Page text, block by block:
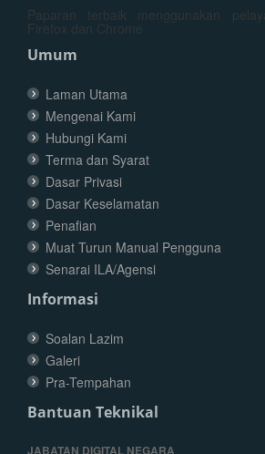
Paparan terbaik menggunakan
Firefox dan Chrome
Umum
Laman Utama
Mengenai Kami
Hubungi Kami
Terma dan Syarat
Dasar Privasi
Dasar Keselamatan
Penafian
Muat Turun Manual Pengguna
Senarai ILA/Agensi
Informasi
Soalan Lazim
Galeri
Pra-Tempahan
Bantuan Teknikal
JABATAN DIGITAL NEGARA